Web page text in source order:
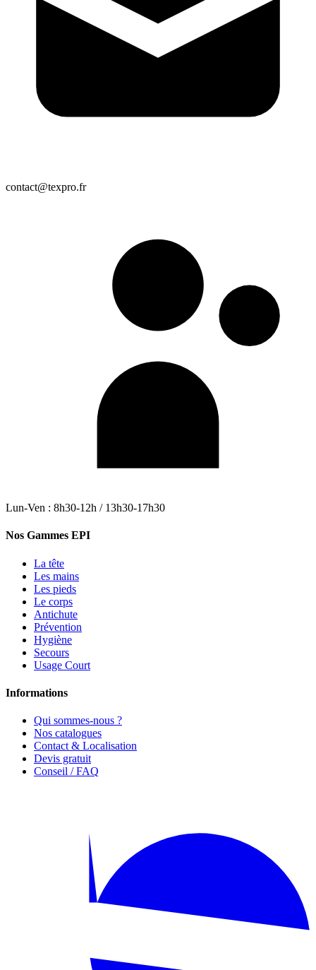
contact@texpro.fr
Lun-Ven : 8h30-12h / 13h30-17h30
Nos Gammes EPI
La tête
Les mains
Les pieds
Le corps
Antichute
Prévention
Hygiène
Secours
Usage Court
Informations
Qui sommes-nous ?
Nos catalogues
Contact & Localisation
Devis gratuit
Conseil / FAQ